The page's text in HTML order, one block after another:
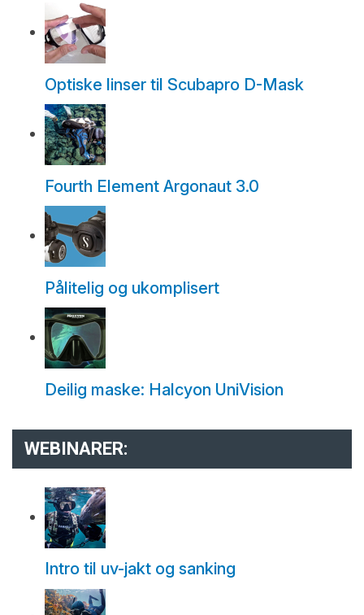
Optiske linser til Scubapro D-Mask
Fourth Element Argonaut 3.0
Pålitelig og ukomplisert
Deilig maske: Halcyon UniVision
WEBINARER:
Intro til uv-jakt og sanking